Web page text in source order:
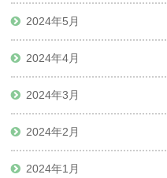
2024年5月
2024年4月
2024年3月
2024年2月
2024年1月